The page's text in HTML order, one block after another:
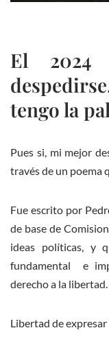
El
tengo la
Pues si, mi mejor
través de un poema
Fue escrito por
de base de
ideas políticas, y
fundamental e
derecho a la libertad.
Libertad de